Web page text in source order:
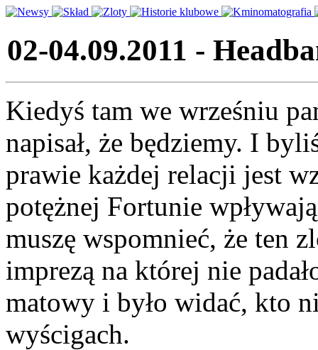
02-04.09.2011 -
Kiedyś tam we wrześniu
napisał, że będziemy. I
prawie każdej relacji jest
potężnej Fortunie
muszę wspomnieć, że ten
imprezą na której nie
matowy i było widać, kto
wyścigach.